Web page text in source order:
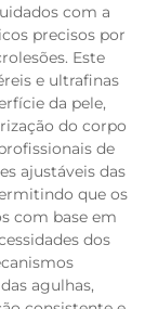
com a
precisos por
Este
e ultrafinas
da pele,
do corpo
de
ajustáveis das
que os
com base em
dos
agulhas,